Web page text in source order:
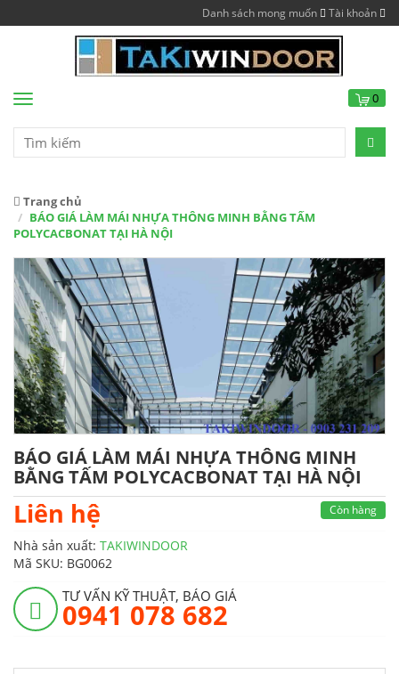
Danh sách mong muốn Tài khoản
Menu 0
Trang chủ
BÁO GIÁ LÀM MÁI NHỰA THÔNG MINH BẰNG TẤM
POLYCACBONAT TẠI HÀ NỘI
BÁO GIÁ LÀM MÁI NHỰA THÔNG MINH
BẰNG TẤM POLYCACBONAT TẠI HÀ NỘI
Liên hệ Còn hàng
Nhà sản xuất: TAKIWINDOOR
Mã SKU: BG0062
TƯ VẤN KỸ THUẬT, BÁO GIÁ
0941 078 682